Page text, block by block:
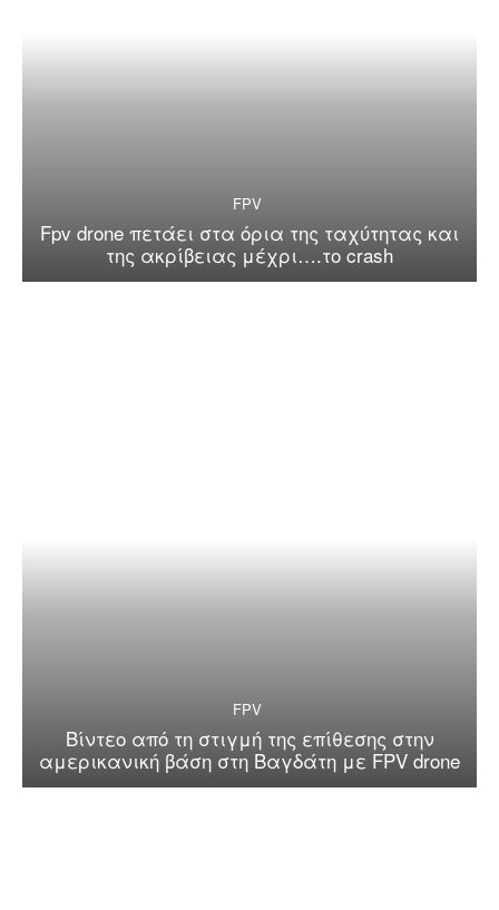
FPV
Fpv drone πετάει στα όρια της ταχύτητας και
της ακρίβειας μέχρι….το crash
FPV
Βίντεο από τη στιγμή της επίθεσης στην
αμερικανική βάση στη Βαγδάτη με FPV drone